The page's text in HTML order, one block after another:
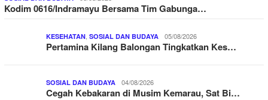
Kodim 0616/Indramayu Bersama Tim Gabunga…
KESEHATAN SOSIAL DAN BUDAYA 05/08/2026
Pertamina Kilang Balongan Tingkatkan Kes…
SOSIAL DAN BUDAYA 04/08/2026
Cegah Kebakaran di Musim Kemarau, Sat Bi…